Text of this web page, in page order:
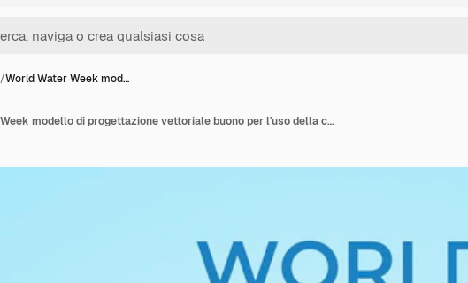
/World Water Week mod…
World Water Week modello di progettazione vettoriale buono per l'uso della celebrazione illustrazione vettoriale dell'acqua eps 10